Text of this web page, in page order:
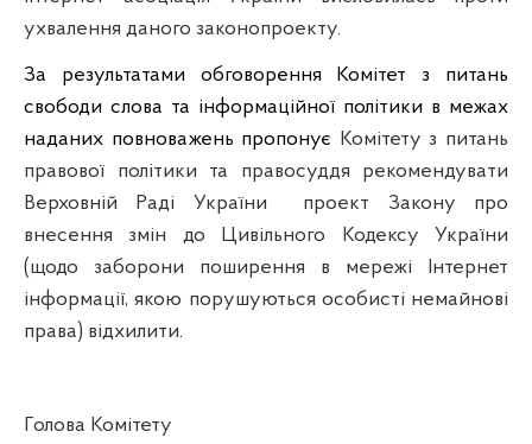
ухвалення даного законопроекту.
За результатами обговорення Комітет з питань
свободи слова та інформаційної політики в межах
наданих повноважень пропонує Комітету з питань
правової політики та правосуддя рекомендувати
Верховній Раді України
проект Закону про
внесення змін до Цивільного Кодексу України
(щодо заборони поширення в мережі Інтернет
інформації, якою порушуються особисті немайнові
права) відхилити.
Голова Комітету